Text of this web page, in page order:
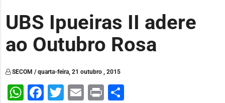
UBS Ipueiras II adere
ao Outubro Rosa
SECOM / quarta-feira, 21 outubro , 2015
WhatsApp
Facebook
Twitter
Email
PrintShare